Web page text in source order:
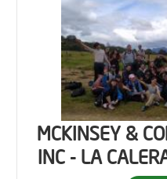
MCKINSEY &
INC - LA